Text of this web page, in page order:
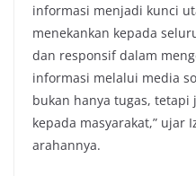
informasi menjadi kunci
menekankan kepada
dan responsif dalam
informasi melalui media
bukan hanya tugas,
kepada masyarakat,” ujar
arahannya.